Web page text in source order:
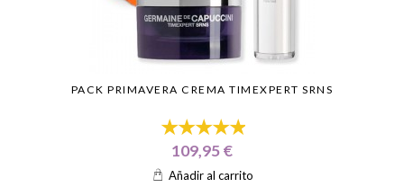
PACK PRIMAVERA CREMA TIMEXPERT SRNS
109,95 €
Añadir al carrito